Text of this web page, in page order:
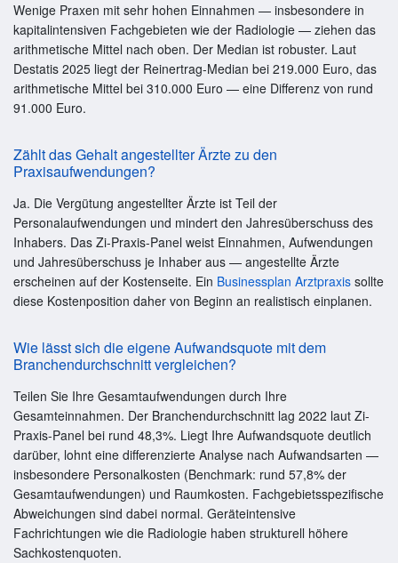
Wenige Praxen mit sehr hohen Einnahmen — insbesondere in
kapitalintensiven Fachgebieten wie der Radiologie — ziehen das
arithmetische Mittel nach oben. Der Median ist robuster. Laut
Destatis 2025 liegt der Reinertrag-Median bei 219.000 Euro, das
arithmetische Mittel bei 310.000 Euro — eine Differenz von rund
91.000 Euro.
Zählt das Gehalt angestellter Ärzte zu den
Praxisaufwendungen?
Ja. Die Vergütung angestellter Ärzte ist Teil der
Personalaufwendungen und mindert den Jahresüberschuss des
Inhabers. Das Zi-Praxis-Panel weist Einnahmen, Aufwendungen
und Jahresüberschuss je Inhaber aus — angestellte Ärzte
erscheinen auf der Kostenseite. Ein Businessplan Arztpraxis sollte
diese Kostenposition daher von Beginn an realistisch einplanen.
Wie lässt sich die eigene Aufwandsquote mit dem
Branchendurchschnitt vergleichen?
Teilen Sie Ihre Gesamtaufwendungen durch Ihre
Gesamteinnahmen. Der Branchendurchschnitt lag 2022 laut Zi-
Praxis-Panel bei rund 48,3%. Liegt Ihre Aufwandsquote deutlich
darüber, lohnt eine differenzierte Analyse nach Aufwandsarten —
insbesondere Personalkosten (Benchmark: rund 57,8% der
Gesamtaufwendungen) und Raumkosten. Fachgebietsspezifische
Abweichungen sind dabei normal. Geräteintensive
Fachrichtungen wie die Radiologie haben strukturell höhere
Sachkostenquoten.